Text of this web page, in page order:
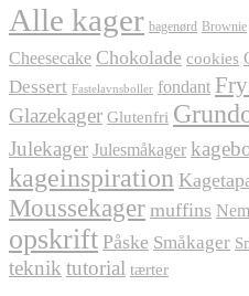
Alle kager bagenørd Brownie
Cheesecake Chokolade cookies
Dessert Fastelavnsboller fondant
Glazekager Glutenfri
Julekager Julesmåkager
kageinspiration
Moussekager muffins
opskrift Påske Småkager
teknik tutorial tærter